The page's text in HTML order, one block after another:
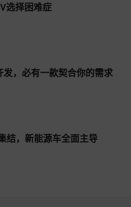
选择困难症
，必有一款契合你的需求
结，新能源车全面主导